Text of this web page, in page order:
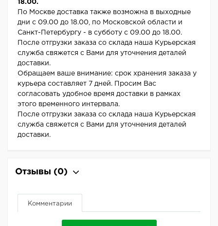
18.00.
По Москве доставка также возможна в выходные
дни с 09.00 до 18.00, по Московской области и
Санкт-Петербургу - в субботу с 09.00 до 18.00.
После отгрузки заказа со склада наша Курьерская
служба свяжется с Вами для уточнения деталей
доставки.
Обращаем ваше внимание: срок хранения заказа у
курьера составляет 7 дней. Просим Вас
согласовать удобное время доставки в рамках
этого временного интервала.
После отгрузки заказа со склада наша Курьерская
служба свяжется с Вами для уточнения деталей
доставки.
Отзывы (0)
Комментарии